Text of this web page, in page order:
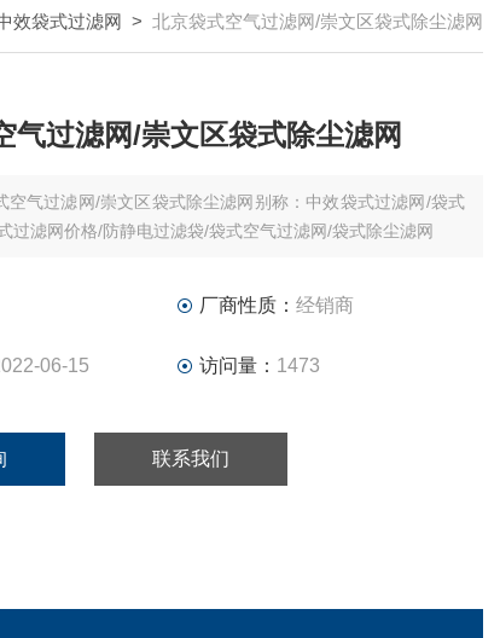
效袋式过滤网 > 北京袋式空气过滤网/崇文区袋式除尘滤网
气过滤网/崇文区袋式除尘滤网
空气过滤网/崇文区袋式除尘滤网别称：中效袋式过滤网/袋式
过滤网价格/防静电过滤袋/袋式空气过滤网/袋式除尘滤网
厂商性质： 经销商
06-15 访问量： 1473
联系我们